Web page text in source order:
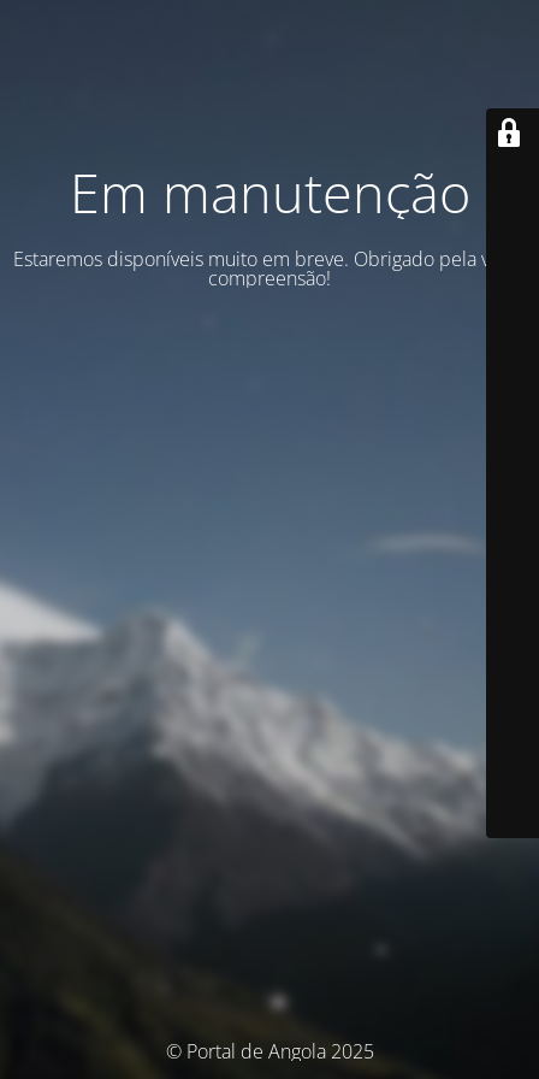
Em manutenção
Estaremos disponíveis muito em breve. Obrigado pela vossa
compreensão!
© Portal de Angola 2025